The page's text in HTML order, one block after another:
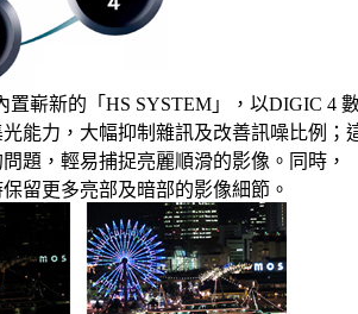
置嶄新的「HS SYSTEM」，以DIGIC 4
能力，大幅抑制雜訊及改善訊噪比例
題，輕易捕捉亮麗順滑的影像。同時
留更多亮部及暗部的影像細節。